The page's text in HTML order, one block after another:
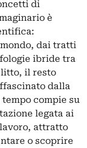
di
è
dai tratti
ibride tra
il resto
dalla
compie su
legata ai
attratto
o scoprire